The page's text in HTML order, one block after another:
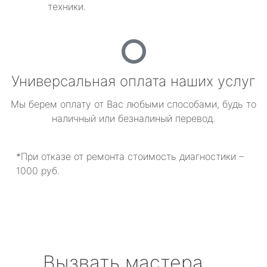
техники.
Универсальная оплата наших услуг
Мы берем оплату от Вас любыми способами, будь то
наличный или безналиный перевод.
*При отказе от ремонта стоимость диагностики –
1000 руб.